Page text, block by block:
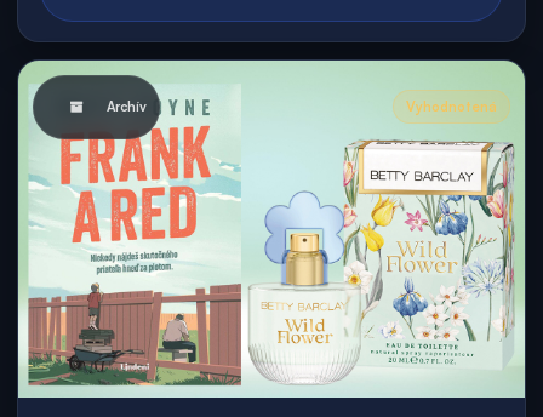
Archív Vyhodnotená